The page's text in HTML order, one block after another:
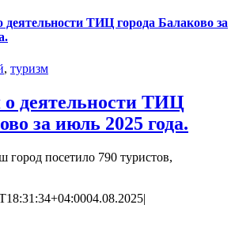
ТИЦ города Балаково за
, туризм
деятельности ТИЦ
за июль 2025 года.
город посетило 790 туристов,
04.08.2025|